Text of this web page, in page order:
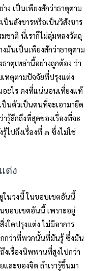
ง เป็นเพียงสักว่าธาตุตาม
นสังขารหรือเป็นวิสังขาร
าติ นี่เราก็ไม่ลุ่มหลงวัตถุ
มันเป็นเพียงสักว่าธาตุตาม
าตุเหล่านี้อย่างถูกต้อง ว่า
หตุตามปัจจัยที่ปรุงแต่ง
ะไร คงที่แน่นอนเที่ยงแท้
นตัวเป็นตนที่จะเอามายึด
รู้ลึกถึงที่สุดของเรื่องที่จะ
ไปถึงเรื่องที่ ๓ ซึ่งไม่ใช่
ต่ง
ในวงนี้ ในขอบเขตอันนี้
อบเขตอันนี้ เพราะอยู่
งใดปรุงแต่ง ไม่มีอาการ
กกว่าที่พวกนั้นที่มันรู้ ซึ่งมัน
ถึงเรื่องนิพพานที่สูงไปกว่า
ละของจิต ถ้าเรารู้ขึ้นมา